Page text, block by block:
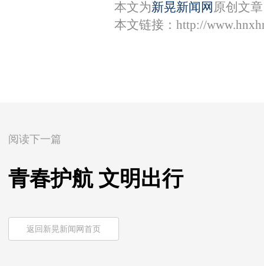
本文为新晃新闻网 原创文
本文链接： http://
阅读下一篇
青春护航 文明出行
返回新晃新闻网首页